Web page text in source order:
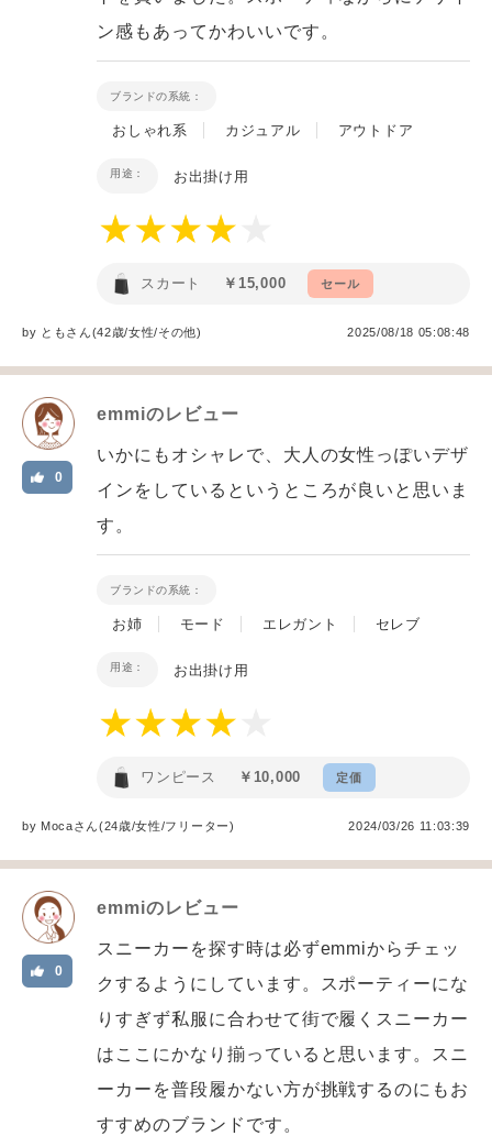
ン感もあってかわいいです。
ブランドの系統：
おしゃれ系 カジュアル アウトドア
用途： お出掛け用
スカート ￥15,000 セール
by ともさん(42歳/女性/その他) 2025/08/18 05:08:48
emmiのレビュー
0
いかにもオシャレで、大人の女性っぽいデザ
インをしているというところが良いと思いま
す。
ブランドの系統：
お姉 モード エレガント セレブ
用途： お出掛け用
ワンピース ￥10,000 定価
by Mocaさん(24歳/女性/フリーター) 2024/03/26 11:03:39
emmiのレビュー
0
スニーカーを探す時は必ずemmiからチェッ
クするようにしています。スポーティーにな
りすぎず私服に合わせて街で履くスニーカー
はここにかなり揃っていると思います。スニ
ーカーを普段履かない方が挑戦するのにもお
すすめのブランドです。